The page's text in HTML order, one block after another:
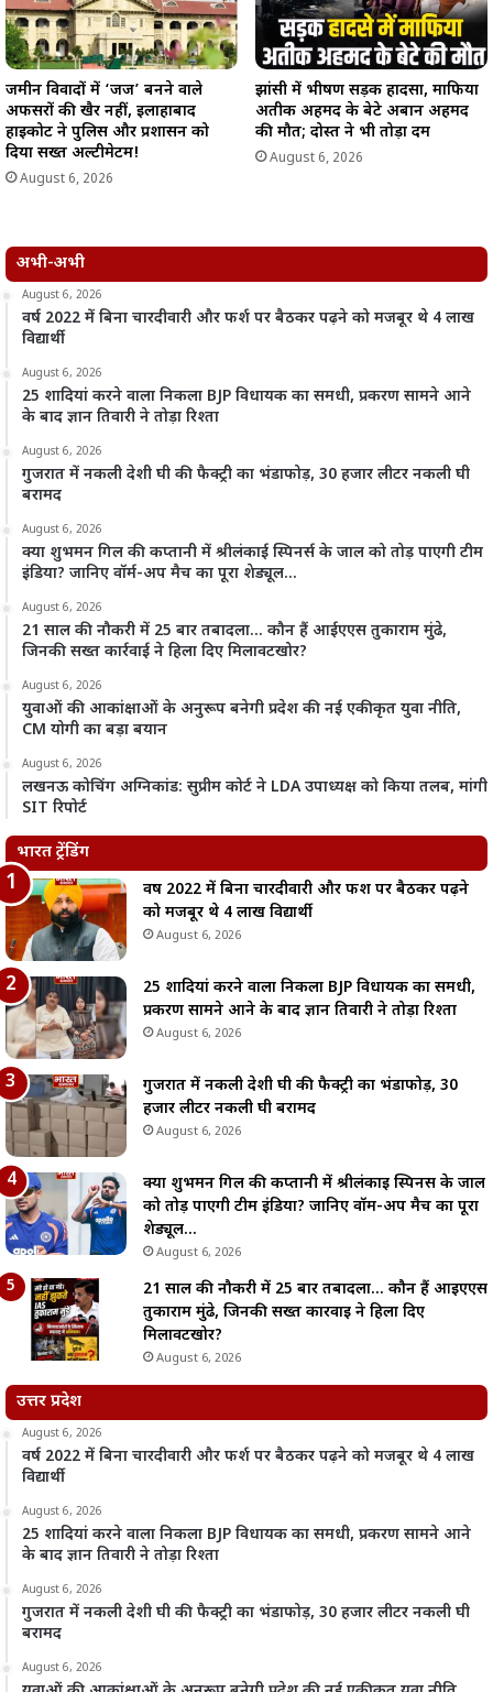
जमीन विवादों में ‘जज’ बनने वाले
अफसरों की खैर नहीं, इलाहाबाद
हाईकोर्ट ने पुलिस और प्रशासन को
दिया सख्त अल्टीमेटम!
August 6, 2026
झांसी में भीषण सड़क हादसा, माफिया
अतीक अहमद के बेटे अबान अहमद
की मौत; दोस्त ने भी तोड़ा दम
August 6, 2026
अभी-अभी
August 6, 2026
वर्ष 2022 में बिना चारदीवारी और फर्श पर बैठकर पढ़ने को मजबूर थे 4 लाख
विद्यार्थी
August 6, 2026
25 शादियां करने वाला निकला BJP विधायक का समधी, प्रकरण सामने आने
के बाद ज्ञान तिवारी ने तोड़ा रिश्ता
August 6, 2026
गुजरात में नकली देशी घी की फैक्ट्री का भंडाफोड़, 30 हजार लीटर नकली घी
बरामद
August 6, 2026
क्या शुभमन गिल की कप्तानी में श्रीलंकाई स्पिनर्स के जाल को तोड़ पाएगी टीम
इंडिया? जानिए वॉर्म-अप मैच का पूरा शेड्यूल…
August 6, 2026
21 साल की नौकरी में 25 बार तबादला… कौन हैं आईएएस तुकाराम मुंढे,
जिनकी सख्त कार्रवाई ने हिला दिए मिलावटखोर?
August 6, 2026
युवाओं की आकांक्षाओं के अनुरूप बनेगी प्रदेश की नई एकीकृत युवा नीति,
CM योगी का बड़ा बयान
August 6, 2026
लखनऊ कोचिंग अग्निकांड: सुप्रीम कोर्ट ने LDA उपाध्यक्ष को किया तलब, मांगी
SIT रिपोर्ट
भारत ट्रेंडिंग
वर्ष 2022 में बिना चारदीवारी और फर्श पर बैठकर पढ़ने
को मजबूर थे 4 लाख विद्यार्थी
August 6, 2026
25 शादियां करने वाला निकला BJP विधायक का समधी,
प्रकरण सामने आने के बाद ज्ञान तिवारी ने तोड़ा रिश्ता
August 6, 2026
गुजरात में नकली देशी घी की फैक्ट्री का भंडाफोड़, 30
हजार लीटर नकली घी बरामद
August 6, 2026
क्या शुभमन गिल की कप्तानी में श्रीलंकाई स्पिनर्स के जाल
को तोड़ पाएगी टीम इंडिया? जानिए वॉर्म-अप मैच का पूरा
शेड्यूल…
August 6, 2026
21 साल की नौकरी में 25 बार तबादला… कौन हैं आईएएस
तुकाराम मुंढे, जिनकी सख्त कार्रवाई ने हिला दिए
मिलावटखोर?
August 6, 2026
उत्तर प्रदेश
August 6, 2026
वर्ष 2022 में बिना चारदीवारी और फर्श पर बैठकर पढ़ने को मजबूर थे 4 लाख
विद्यार्थी
August 6, 2026
25 शादियां करने वाला निकला BJP विधायक का समधी, प्रकरण सामने आने
के बाद ज्ञान तिवारी ने तोड़ा रिश्ता
August 6, 2026
गुजरात में नकली देशी घी की फैक्ट्री का भंडाफोड़, 30 हजार लीटर नकली घी
बरामद
August 6, 2026